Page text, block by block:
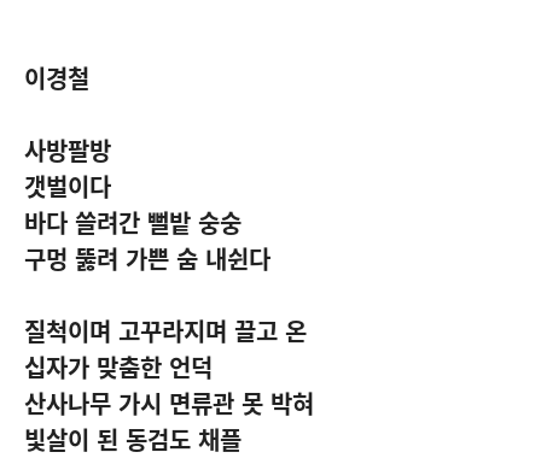
이경철
사방팔방
갯벌이다
바다 쓸려간 뻘밭 숭숭
구멍 뚫려 가쁜 숨 내쉰다
질척이며 고꾸라지며 끌고 온
십자가 맞춤한 언덕
산사나무 가시 면류관 못 박혀
빛살이 된 동검도 채플